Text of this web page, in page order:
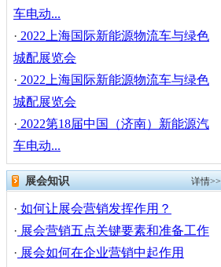
车电动...
· 2022上海国际新能源物流车与绿色
城配展览会
· 2022上海国际新能源物流车与绿色
城配展览会
· 2022第18届中国（济南）新能源汽
车电动...
展会知识 详情>>
· 如何让展会营销发挥作用？
· 展会营销五点关键要素和准备工作
· 展会如何在企业营销中起作用